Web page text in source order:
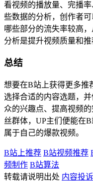
看视频的播放量、完播
些数据的分析，创作者
哪些部分的流失率较高
分析是提升视频质量和
总结
想要在B站上获得更多推
选择合适的内容选题，
众的兴趣点、提高视频
丝群体，UP主们便能在
属于自己的爆款视频。
B站上推荐 B站视频推荐
频制作 B站算法
转载请说明出处 内容投诉